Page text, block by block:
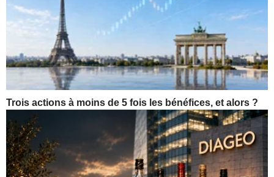
Trois actions à moins de 5 fois les bénéfices, et alors ?